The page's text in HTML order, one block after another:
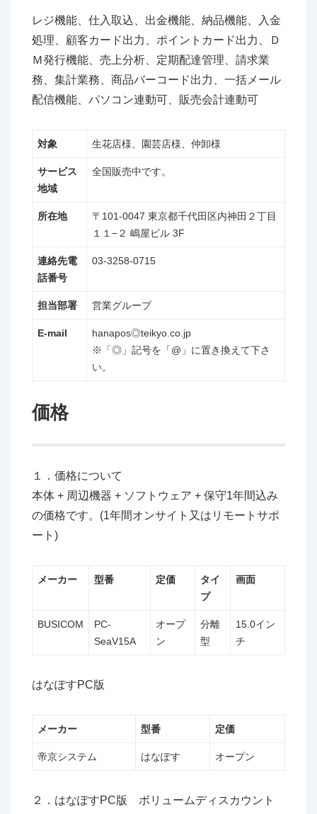
レジ機能、仕入取込、出金機能、納品機能、入金
処理、顧客カード出力、ポイントカード出力、Ｄ
Ｍ発行機能、売上分析、定期配達管理、請求業
務、集計業務、商品バーコード出力、一括メール
配信機能、パソコン連動可、販売会計連動可
対象 生花店様、園芸店様、仲卸様
サービス
地域
全国販売中です。
所在地
〒101-0047 東京都千代田区内神田２丁目
１１−２ 嶋屋ビル 3F
連絡先電
話番号
03-3258-0715
担当部署 営業グループ
E-mail
hanapos◎teikyo.co.jp
※「◎」記号を「@」に置き換えて下さ
い。
価格
１．価格について
本体 + 周辺機器 + ソフトウェア + 保守1年間込み
の価格です。(1年間オンサイト又はリモートサポ
ート)
メーカー 型番 定価
タイ
プ
画面
BUSICOM
PC-
SeaV15A
オープ
ン
分離
型
15.0イン
チ
はなぽすPC版
メーカー 型番 定価
帝京システム はなぽす オープン
２．はなぽすPC版 ボリュームディスカウント